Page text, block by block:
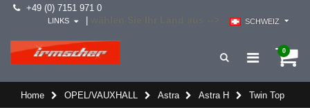
+49 (0) 7151 971 0
SCHWEIZ
LINKS
0
Home OPEL/VAUXHALL Astra Astra H Twin Top